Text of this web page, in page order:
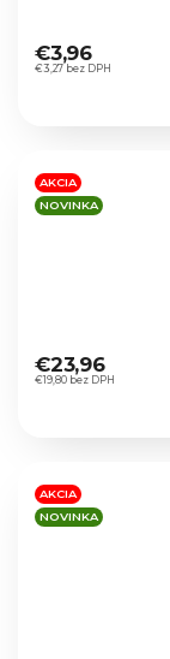
hodnotenie
produktu
hviezdičiek.
€3,27 bez DPH
€3,96
AKCIA
NOVINKA
hodnotenie
produktu
hviezdičiek.
€19,80 bez DPH
€23,96
AKCIA
NOVINKA